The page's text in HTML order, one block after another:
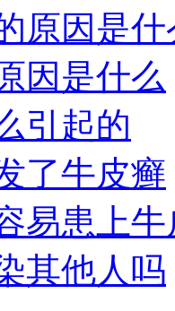
原因是什
因是什么
引起的
了牛皮癣
易患上牛
其他人吗